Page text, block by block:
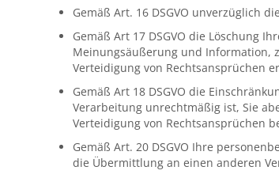
Gemäß Art. 16 DSGVO unverzüglich
Gemäß Art 17 DSGVO die Löschung
Meinungsäußerung und Information,
Verteidigung von Rechtsansprüchen
Gemäß Art 18 DSGVO die
Verarbeitung unrechtmäßig ist, Sie
Verteidigung von Rechtsansprüchen
Gemäß Art. 20 DSGVO Ihre
die Übermittlung an einen anderen